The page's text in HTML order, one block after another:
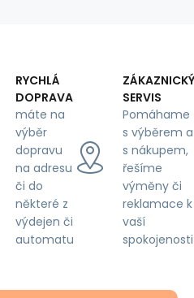
RYCHLÁ
DOPRAVA
máte na
výběr
dopravu
na adresu
či do
některé z
výdejen či
automatu
ZÁKAZNICKÝ
SERVIS
Pomáhame
s výběrem a
s nákupem,
řešíme
výměny či
reklamace k
vaší
spokojenosti